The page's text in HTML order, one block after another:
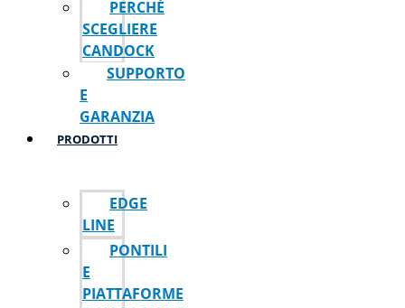
PERCHÉ
SCEGLIERE
CANDOCK
SUPPORTO
E
GARANZIA
PRODOTTI
EDGE
LINE
PONTILI
E
PIATTAFORME